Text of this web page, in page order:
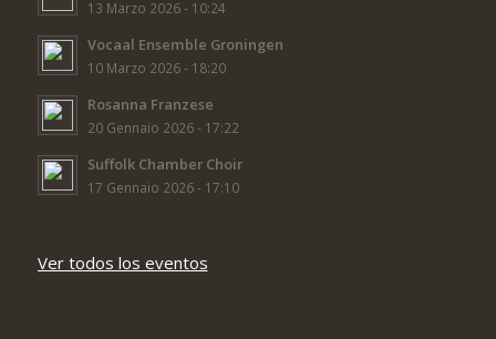
13 Marzo 2026 - 10:24
Vocaal Ensemble Groningen
10 Marzo 2026 - 18:20
Rosanna Franzese
20 Gennaio 2026 - 17:22
Suffolk Chamber Choir
17 Gennaio 2026 - 17:10
Ver todos los eventos